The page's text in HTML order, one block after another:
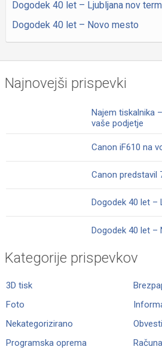
Dogodek 40 let – Ljubljana nov
Dogodek 40 let – Novo mesto
Najnovejši prispevki
Najem tiskalnika
vaše podjetje
Canon iF610 na
Canon predstavil
Dogodek 40 let –
Dogodek 40 let –
Kategorije prispevkov
3D tisk
Foto
Nekategorizirano
Programska oprema